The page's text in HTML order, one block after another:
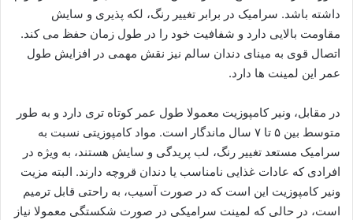
داشته باشد. سرامیک در برابر تغییر رنگ، لکه پذیری و سایش
مقاومت بالایی دارد و شفافیت خود را در طول زمان حفظ می کند.
اتصال قوی به مینای دندان سالم نیز نقش مهمی در افزایش طول
عمر این لمینت ها دارد.
در مقابل، ونیر کامپوزیت معمولا طول عمر کوتاه تری دارد و به طور
متوسط بین ۵ تا ۷ سال ماندگار است. مواد کامپوزیتی نسبت به
سرامیک مستعد تغییر رنگ، لب پریدگی و سایش هستند، به ویژه در
افرادی که عادات غذایی نامناسب یا دندان قروچه دارند. البته مزیت
ونیر کامپوزیت این است که در صورت آسیب، به راحتی قابل ترمیم
است، در حالی که لمینت سرامیکی در صورت شکستگی معمولا نیاز